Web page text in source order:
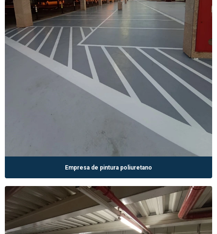
Empresa de pintura poliuretano